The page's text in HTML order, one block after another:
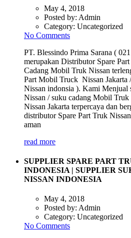
May 4, 2018
Posted by: Admin
Category: Uncategorized
No Comments
PT. Blessindo Prima Sarana (
merupakan Distributor Spare
Cadang Mobil Truk Nissan
Part Mobil Truck Nissan Jakarta
Nissan indonsia ). Kami Menjual
Nissan / suku cadang Mobil
Nissan Jakarta terpercaya dan
distributor Spare Part Truk
aman
read more
SUPPLIER SPARE PART
INDONESIA | SUPPLIER
NISSAN INDONESIA
May 4, 2018
Posted by: Admin
Category: Uncategorized
No Comments